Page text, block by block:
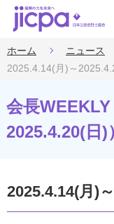
ホーム ニュース
2025.4.14(月)～
会長
2025.4.20(日)
2025.4.14(月)